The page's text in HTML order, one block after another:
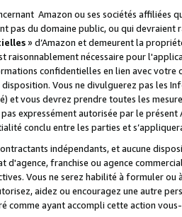
Amazon ou ses sociétés affiliées
pas du domaine public, ou qui
» d’Amazon et demeurent la
raisonnablement nécessaire pour
confidentielles en lien avec
Vous ne divulguerez pas les
et vous devrez prendre toutes les
expressément autorisée par le
conclu entre les parties et
indépendants, et aucune
d'agence, franchise ou agence
Vous ne serez habilité à formuler
aidez ou encouragez une autre
comme ayant accompli cette action